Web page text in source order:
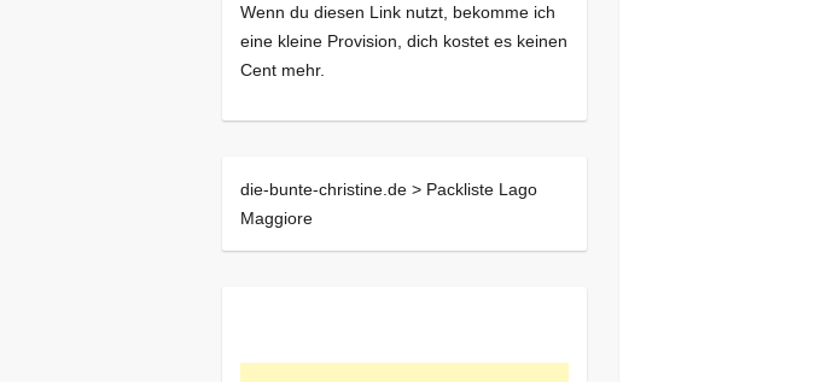
Wenn du diesen Link nutzt, bekomme ich
eine kleine Provision, dich kostet es keinen
Cent mehr.
die-bunte-christine.de > Packliste Lago
Maggiore